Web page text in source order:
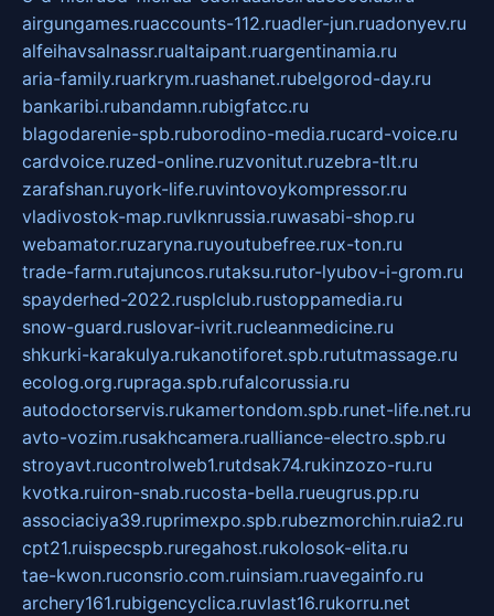
airgungames.ruaccounts-112.ruadler-jun.ruadonyev.ru
alfeihavsalnassr.rualtaipant.ruargentinamia.ru
aria-family.ruarkrym.ruashanet.rubelgorod-day.ru
bankaribi.rubandamn.rubigfatcc.ru
blagodarenie-spb.ruborodino-media.rucard-voice.ru
cardvoice.ruzed-online.ruzvonitut.ruzebra-tlt.ru
zarafshan.ruyork-life.ruvintovoykompressor.ru
vladivostok-map.ruvlknrussia.ruwasabi-shop.ru
webamator.ruzaryna.ruyoutubefree.rux-ton.ru
trade-farm.rutajuncos.rutaksu.rutor-lyubov-i-grom.ru
spayderhed-2022.rusplclub.rustoppamedia.ru
snow-guard.ruslovar-ivrit.rucleanmedicine.ru
shkurki-karakulya.rukanotiforet.spb.rututmassage.ru
ecolog.org.rupraga.spb.rufalcorussia.ru
autodoctorservis.rukamertondom.spb.runet-life.net.ru
avto-vozim.rusakhcamera.rualliance-electro.spb.ru
stroyavt.rucontrolweb1.rutdsak74.rukinzozo-ru.ru
kvotka.ruiron-snab.rucosta-bella.rueugrus.pp.ru
associaciya39.ruprimexpo.spb.rubezmorchin.ruia2.ru
cpt21.ruispecspb.ruregahost.rukolosok-elita.ru
tae-kwon.ruconsrio.com.ruinsiam.ruavegainfo.ru
archery161.rubigencyclica.ruvlast16.rukorru.net